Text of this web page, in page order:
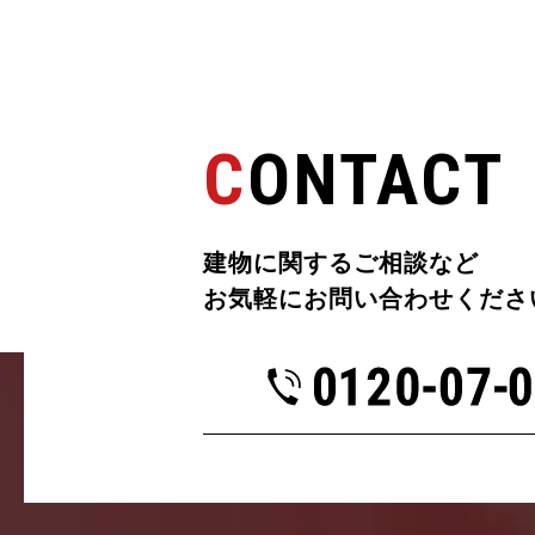
CONTACT
建物に関するご相談など
お気軽にお問い合わせくださ